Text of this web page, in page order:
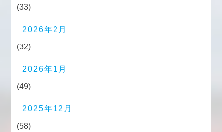
(33)
2026年2月
(32)
2026年1月
(49)
2025年12月
(58)